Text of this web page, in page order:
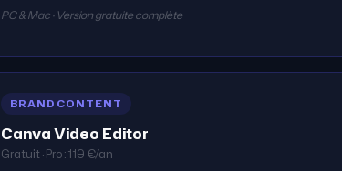
PC & Mac · Version gratuite complète
BRAND CONTENT
Canva Video Editor
Gratuit · Pro : 110 €/an